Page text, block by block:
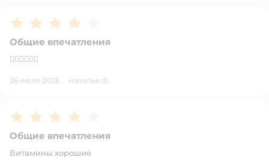
Рейтинг:4
Общие впечатления
👍🏻👍🏻👍🏻
26 июля 2026 · Наталья Ф.
Рейтинг:4
Общие впечатления
Витамины хорошие